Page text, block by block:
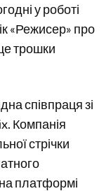
у роботі
«Режисер» про
трошки
співпраця зі
Компанія
стрічки
платформі